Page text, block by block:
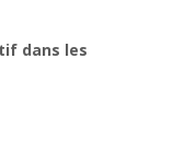
dans les